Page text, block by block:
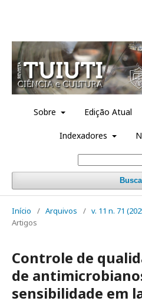
Sobre Edição Atual
Indexadores
Início / Arquivos / v. 11 n. 71
Artigos
Controle de
de
sensibilidade em